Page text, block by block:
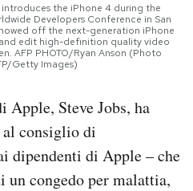
the iPhone 4 during the
Developers Conference in San
off the next-generation iPhone
edit high-definition quality video
AFP PHOTO/Ryan Anson (Photo
Getty Images)
Apple, Steve Jobs, ha
consiglio di
dipendenti di Apple – che
un congedo per malattia,